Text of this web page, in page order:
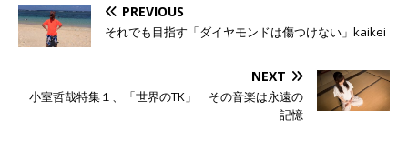
PREVIOUS
それでも目指す「ダイヤモンドは傷つけない」kaikei
NEXT
小室哲哉特集１、「世界のTK」 その音楽は永遠の
記憶